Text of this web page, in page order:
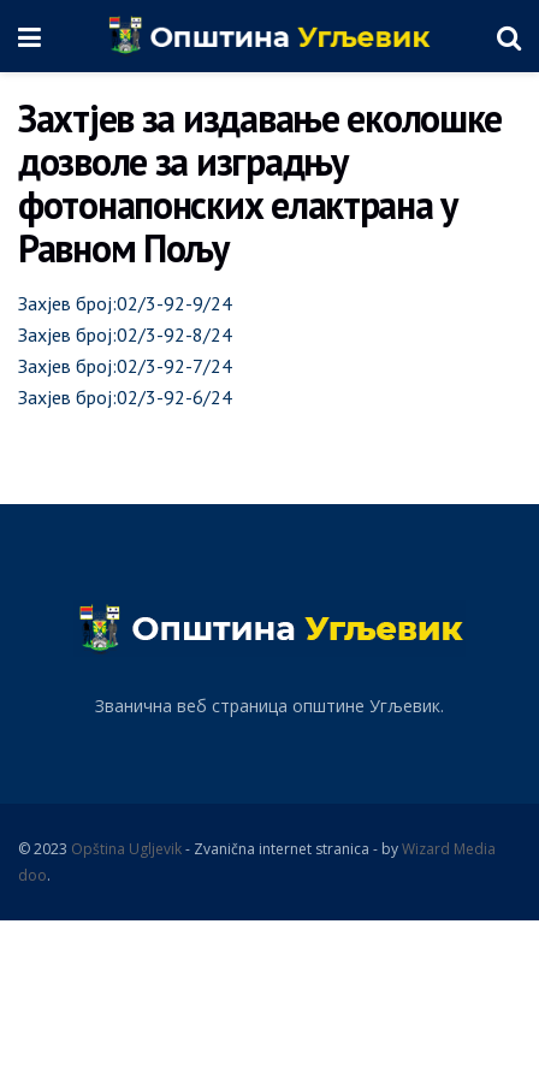
Захтјев за издавање еколошке
дозволе за изградњу
фотонапонских елактрана у
Равном Пољу
Захјев бpoj:02/3-92-9/24
Захјев бpoj:02/3-92-8/24
Захјев бpoj:02/3-92-7/24
Захјев бpoj:02/3-92-6/24
Званична веб страница општине Угљевик.
© 2023 Opština Ugljevik- Zvanična internet stranica - byWizard Media
doo.